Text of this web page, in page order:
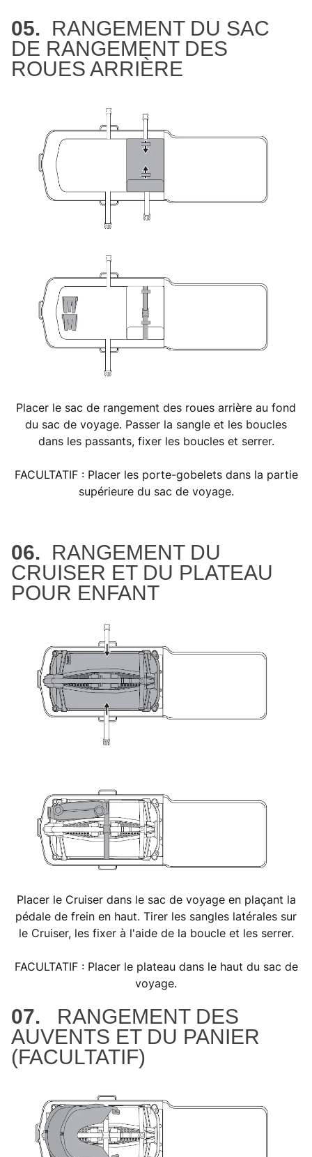
05. RANGEMENT DU SAC
DE RANGEMENT DES
ROUES ARRIÈRE
Placer le sac de rangement des roues arrière au fond
du sac de voyage. Passer la sangle et les boucles
dans les passants, fixer les boucles et serrer.
FACULTATIF : Placer les porte-gobelets dans la partie
supérieure du sac de voyage.
06. RANGEMENT DU
CRUISER ET DU PLATEAU
POUR ENFANT
Placer le Cruiser dans le sac de voyage en plaçant la
pédale de frein en haut. Tirer les sangles latérales sur
le Cruiser, les fixer à l'aide de la boucle et les serrer.
FACULTATIF : Placer le plateau dans le haut du sac de
voyage.
07. RANGEMENT DES
AUVENTS ET DU PANIER
(FACULTATIF)